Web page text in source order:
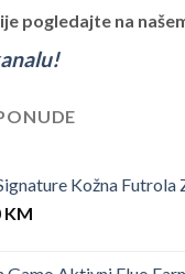
pogledajte na
Kožna Futrola
KM